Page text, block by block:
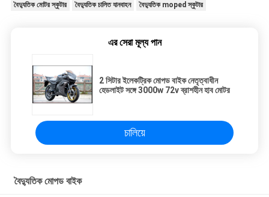
বৈদ্যুতিক মোটর স্কুটার বৈদ্যুতিক চালিত যানবাহন বৈদ্যুতিক moped স্কুটার
এর সেরা মূল্য পান
2 সিটার ইলেকট্রিক মোপড বাইক নেতৃত্বাধীন
হেডলাইট সঙ্গে 3000w 72v ব্রাশহীন হাব মোটর
চালিয়ে
বৈদ্যুতিক মোপড বাইক